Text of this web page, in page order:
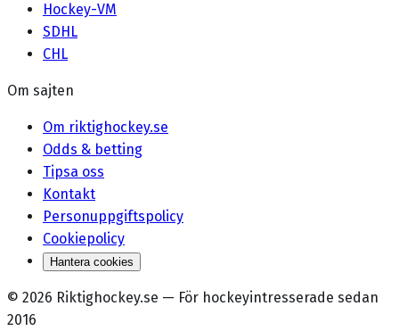
Hockey-VM
SDHL
CHL
Om sajten
Om riktighockey.se
Odds & betting
Tipsa oss
Kontakt
Personuppgiftspolicy
Cookiepolicy
Hantera cookies
© 2026 Riktighockey.se — För hockeyintresserade sedan
2016